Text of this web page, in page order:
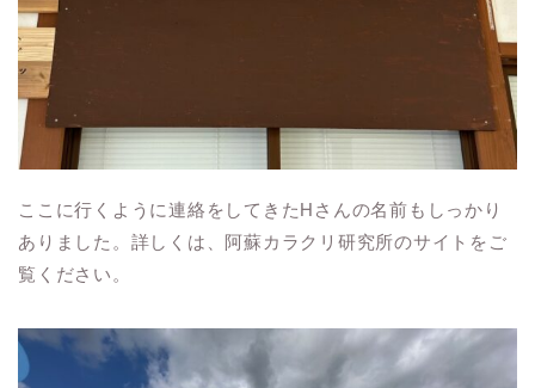
ここに行くように連絡をしてきたHさんの名前もしっかり
ありました。詳しくは、阿蘇カラクリ研究所のサイトをご
覧ください。